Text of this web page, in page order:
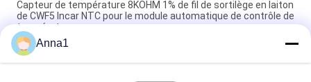
Capteur de température 8KOHM 1% de fil de sortilège en laiton
de CWF5 Incar NTC pour le module automatique de contrôle de
température
PT101 Capteur de température NTC personnalisé adapté aux
maisons intelligentes
Anna1